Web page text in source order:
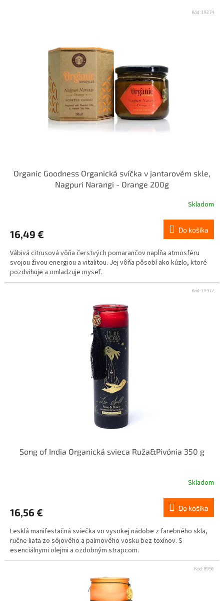
Organic Goodness Organická svíčka v jantarovém skle,
Nagpuri Narangi - Orange 200g
Skladom
16,49 € Do košíka
Vábivá citrusová vôňa čerstvých pomarančov napĺňa atmosféru
svojou živou energiou a vitalitou. Jej vôňa pôsobí ako kúzlo, ktoré
pozdvihuje a omladzuje myseľ.
Kód: 19274
Song of India Organická svieca Ruža&Pivónia 350 g
Skladom
16,56 € Do košíka
Lesklá manifestačná sviečka vo vysokej nádobe z farebného skla,
ručne liata zo sójového a palmového vosku bez toxínov. S
esenciálnymi olejmi a ozdobným strapcom.
Kód: 19477
Kód:8956